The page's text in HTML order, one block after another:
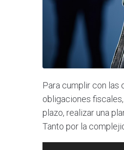
Para cumplir con
obligaciones
plazo, realizar una
Tanto por la